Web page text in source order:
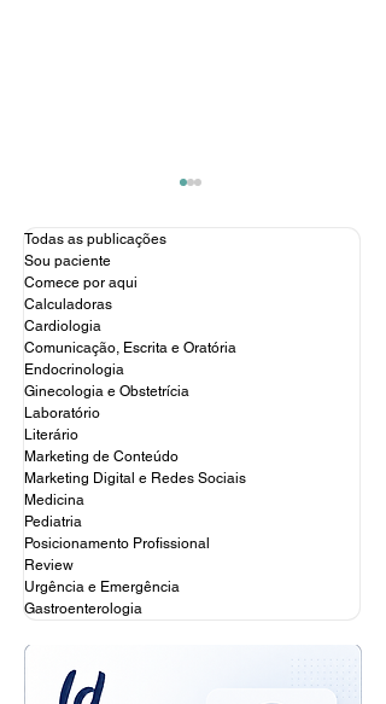
Relato de um ex-médico
feliz
Todas as publicações
Sou paciente
Comece por aqui
Calculadoras
Cardiologia
Comunicação, Escrita e Oratória
Endocrinologia
Ginecologia e Obstetrícia
Laboratório
Literário
Marketing de Conteúdo
Marketing Digital e Redes Sociais
Medicina
Pediatria
Posicionamento Profissional
Review
Urgência e Emergência
Gastroenterologia